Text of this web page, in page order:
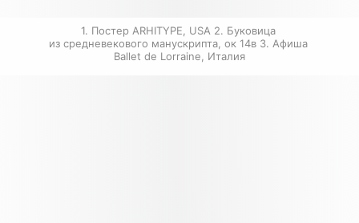
1. Постер ARHITYPE, USA 2. Буковица
из средневекового манускрипта, ок 14в 3. Афиша
Ballet de Lorraine, Италия